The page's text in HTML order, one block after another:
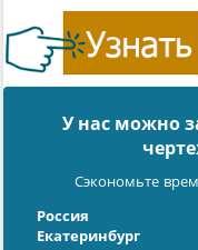
У нас можно
Сэкономьте
Россия
Екатеринбург